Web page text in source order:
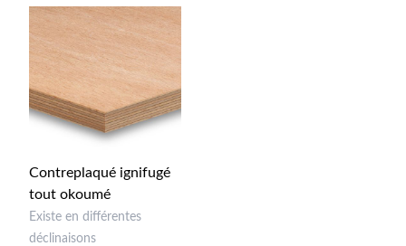
Contreplaqué ignifugé
tout okoumé
Existe en différentes
déclinaisons